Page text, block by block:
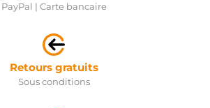
PayPal | Carte bancaire
Retours gratuits
Sous conditions